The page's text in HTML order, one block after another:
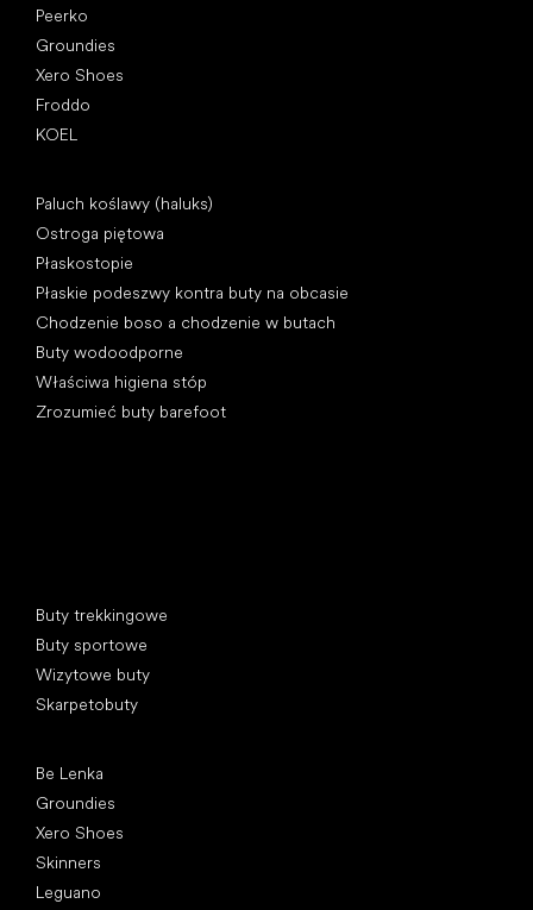
Peerko
Groundies
Xero Shoes
Froddo
KOEL
Paluch koślawy (haluks)
Ostroga piętowa
Płaskostopie
Płaskie podeszwy kontra buty na obcasie
Chodzenie boso a chodzenie w butach
Buty wodoodporne
Właściwa higiena stóp
Zrozumieć buty barefoot
Buty trekkingowe
Buty sportowe
Wizytowe buty
Skarpetobuty
Be Lenka
Groundies
Xero Shoes
Skinners
Leguano